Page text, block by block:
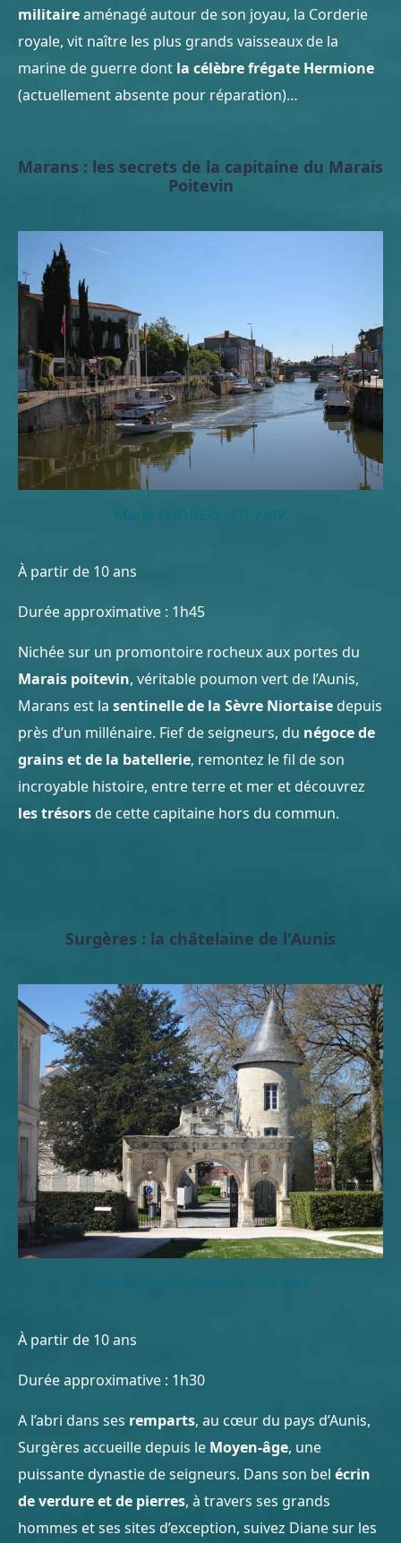
militaireaménagé autour de son joyau, la Corderie
royale, vit naître les plus grands vaisseaux de la
marine de guerre dont la célèbre frégate Hermione
(actuellement absente pour réparation)…
Marans : les secrets de la capitaine du Marais
Poitevin
Marie CHOUCQ - OT AMP
À partir de 10 ans
Durée approximative : 1h45
Nichée sur un promontoire rocheux aux portes du
Marais poitevin, véritable poumon vert de l’Aunis,
Marans est la sentinelle de la Sèvre Niortaise depuis
près d’un millénaire. Fief de seigneurs, du négoce de
grains et de la batellerie, remontez le fil de son
incroyable histoire, entre terre et mer et découvrez
les trésorsde cette capitaine hors du commun.
Surgères : la châtelaine de l'Aunis
Crédit photos J RAMOS - OT AMP
À partir de 10 ans
Durée approximative : 1h30
A l’abri dans ses remparts, au cœur du pays d’Aunis,
Surgères accueille depuis le Moyen-âge, une
puissante dynastie de seigneurs. Dans son bel écrin
de verdure et de pierres, à travers ses grands
hommes et ses sites d’exception, suivez Diane sur les